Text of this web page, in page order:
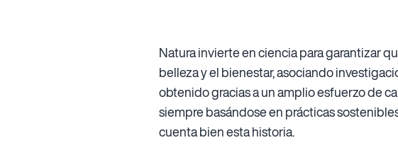
Natura invierte en ciencia para garantizar
belleza y el bienestar, asociando
obtenido gracias a un amplio esfuerzo de
siempre basándose en prácticas
cuenta bien esta historia.